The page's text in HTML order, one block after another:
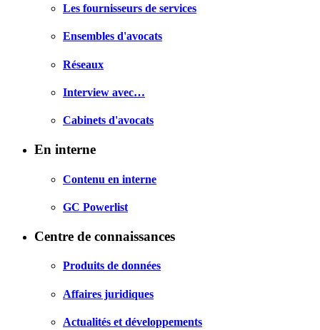
Les fournisseurs de services
Ensembles d'avocats
Réseaux
Interview avec…
Cabinets d'avocats
En interne
Contenu en interne
GC Powerlist
Centre de connaissances
Produits de données
Affaires juridiques
Actualités et développements